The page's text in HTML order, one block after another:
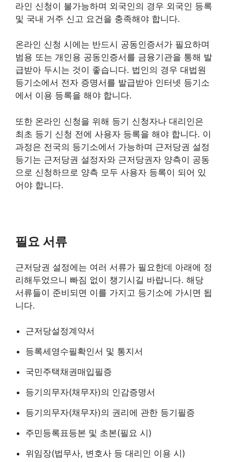
라인 신청이 불가능하며 외국인의 경우 외국인 등록
및 국내 거주 신고 요건을 충족해야 합니다.
온라인 신청 시에는 반드시 공동인증서가 필요하며
범용 또는 개인용 공동인증서를 금융기관을 통해 발
급받아 두시는 것이 좋습니다. 법인의 경우 대법원
등기소에서 전자 증명서를 발급받아 인터넷 등기소
에서 이용 등록을 해야 합니다.
또한 온라인 신청을 위해 등기 신청자나 대리인은
최초 등기 신청 전에 사용자 등록을 해야 합니다. 이
과정은 전국의 등기소에서 가능하며 근저당권 설정
등기는 근저당권 설정자와 근저당권자 양측이 공동
으로 신청하므로 양측 모두 사용자 등록이 되어 있
어야 합니다.
필요 서류
근저당권 설정에는 여러 서류가 필요한데 아래에 정
리해두었으니 빠짐 없이 챙기시길 바랍니다. 해당
서류들이 준비되면 이를 가지고 등기소에 가시면 됩
니다.
근저당설정계약서
등록세영수필확인서 및 통지서
국민주택채권매입필증
등기의무자(채무자)의 인감증명서
등기의무자(채무자)의 권리에 관한 등기필증
주민등록표등본 및 초본(필요 시)
위임장(법무사, 변호사 등 대리인 이용 시)